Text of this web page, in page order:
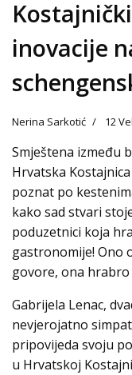
inovacije
Nerina Sarkotić 12
Smještena između
Hrvatska
poznat po
kako sad stvari
poduzetnici koja
gastronomije! Ono
govore, ona
Gabrijela Lenac,
nevjerojatno
pripovijeda svoju
u Hrvatskoj